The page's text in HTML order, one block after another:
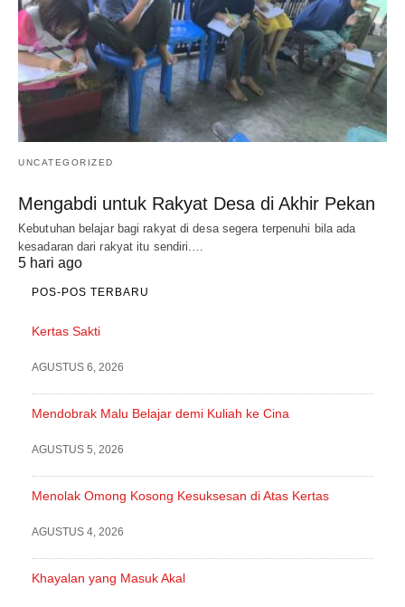
UNCATEGORIZED
Mengabdi untuk Rakyat Desa di Akhir Pekan
Kebutuhan belajar bagi rakyat di desa segera terpenuhi bila ada
kesadaran dari rakyat itu sendiri.…
5 hari ago
POS-POS TERBARU
Kertas Sakti
AGUSTUS 6, 2026
Mendobrak Malu Belajar demi Kuliah ke Cina
AGUSTUS 5, 2026
Menolak Omong Kosong Kesuksesan di Atas Kertas
AGUSTUS 4, 2026
Khayalan yang Masuk Akal